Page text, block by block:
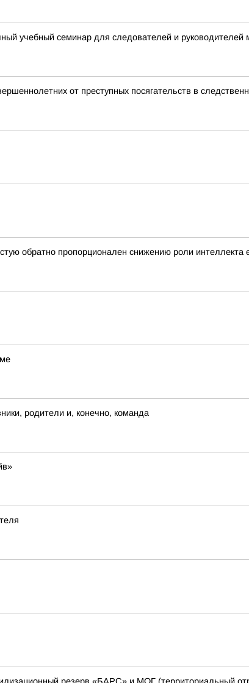
учебный семинар для следователей и
от преступных посягательств в
обратно пропорционален снижению роли интеллекта
родители и, конечно, команда